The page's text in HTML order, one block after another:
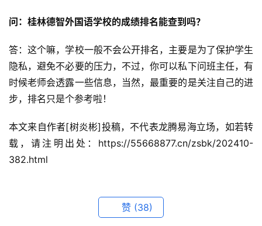
问：桂林德智外国语学校的成绩排名能查到吗？
答：这个嘛，学校一般不会公开排名，主要是为了保护学生
隐私，避免不必要的压力，不过，你可以私下问班主任，有
时候老师会透露一些信息，当然，最重要的是关注自己的进
步，排名只是个参考啦！
本文来自作者[树炎彬]投稿，不代表龙腾易海立场，如若转
载，请注明出处：https://55668877.cn/zsbk/202410-
382.html
赞 (38)